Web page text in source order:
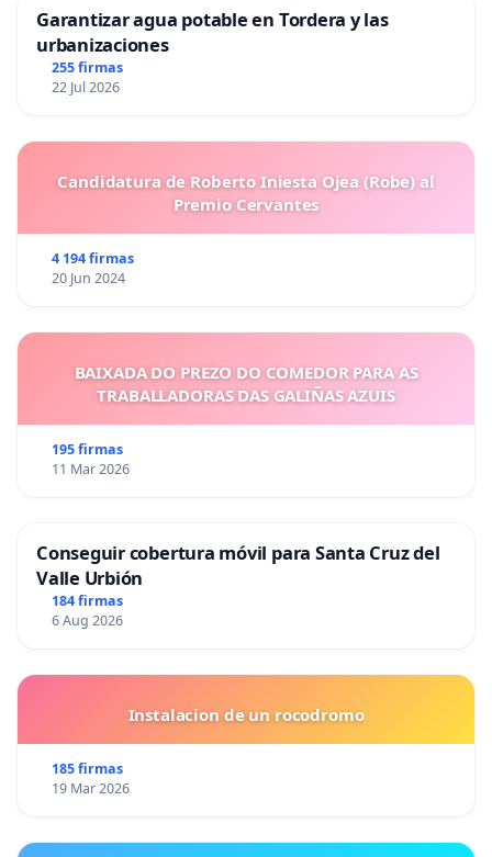
Garantizar agua potable en Tordera y las
urbanizaciones
255 firmas
22 Jul 2026
Candidatura de Roberto Iniesta Ojea (Robe) al
Premio Cervantes
4 194 firmas
20 Jun 2024
BAIXADA DO PREZO DO COMEDOR PARA AS
TRABALLADORAS DAS GALIÑAS AZUIS
195 firmas
11 Mar 2026
Conseguir cobertura móvil para Santa Cruz del
Valle Urbión
184 firmas
6 Aug 2026
Instalacion de un rocodromo
185 firmas
19 Mar 2026